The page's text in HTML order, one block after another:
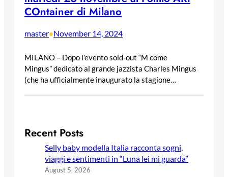
COntainer di Milano
master•November 14, 2024
MILANO – Dopo l’evento sold-out “M come
Mingus” dedicato al grande jazzista Charles Mingus
(che ha ufficialmente inaugurato la stagione…
Recent Posts
Selly baby modella Italia racconta sogni,
viaggi e sentimenti in “Luna lei mi guarda”
August 5, 2026